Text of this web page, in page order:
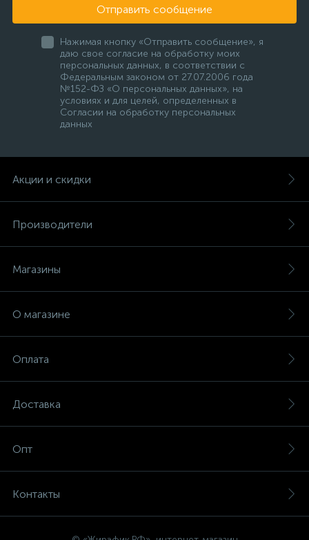
Отправить сообщение
Нажимая кнопку «Отправить сообщение», я
даю свое согласие на обработку моих
персональных данных, в соответствии с
Федеральным законом от 27.07.2006 года
№152-ФЗ «О персональных данных», на
условиях и для целей, определенных в
Согласии на обработку персональных
данных
Акции и скидки
Производители
Магазины
О магазине
Оплата
Доставка
Опт
Контакты